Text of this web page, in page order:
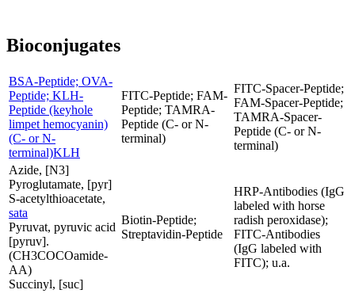
Bioconjugates
BSA-Peptide; OVA-
Peptide; KLH-
Peptide (keyhole
limpet hemocyanin)
(C- or N-
terminal)KLH
FITC-Peptide; FAM-
Peptide; TAMRA-
Peptide (C- or N-
terminal)
FITC-Spacer-Peptide;
FAM-Spacer-Peptide;
TAMRA-Spacer-
Peptide (C- or N-
terminal)
Azide, [N3]
Pyroglutamate, [pyr]
S-acetylthioacetate,
sata
Pyruvat, pyruvic acid
[pyruv].
(CH3COCOamide-
AA)
Succinyl, [suc]
Biotin-Peptide;
Streptavidin-Peptide
HRP-Antibodies (IgG
labeled with horse
radish peroxidase);
FITC-Antibodies
(IgG labeled with
FITC); u.a.